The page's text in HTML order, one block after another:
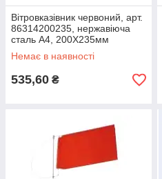
Вітровказівник червоний, арт.
86314200235, нержавіюча
сталь А4, 200X235мм
Немає в наявності
535,60 ₴